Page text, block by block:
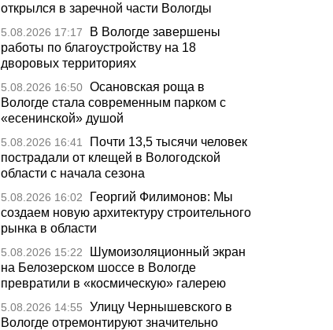
открылся в заречной части Вологды
5.08.2026 17:17
В Вологде завершены
работы по благоустройству на 18
дворовых территориях
5.08.2026 16:50 Осановская роща в
Вологде стала современным парком с
«есенинской» душой
5.08.2026 16:41
Почти 13,5 тысячи человек
пострадали от клещей в Вологодской
области с начала сезона
5.08.2026 16:02
Георгий Филимонов: Мы
создаем новую архитектуру строительного
рынка в области
5.08.2026 15:22
Шумоизоляционный экран
на Белозерском шоссе в Вологде
превратили в «космическую» галерею
5.08.2026 14:55
Улицу Чернышевского в
Вологде отремонтируют значительно